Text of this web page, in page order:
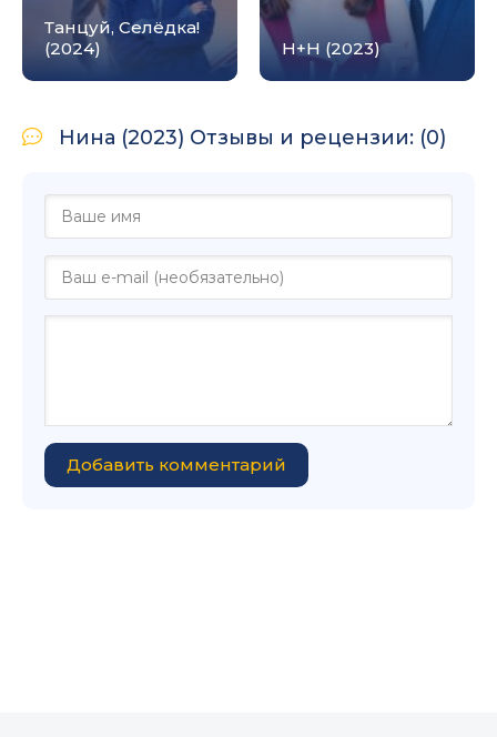
Танцуй, Селёдка!
(2024)
Н+Н (2023)
Нина (2023) Отзывы и рецензии: (0)
Добавить комментарий